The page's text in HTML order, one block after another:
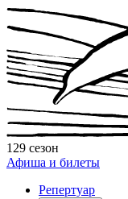
129 сезон
Афиша и билеты
Репертуар